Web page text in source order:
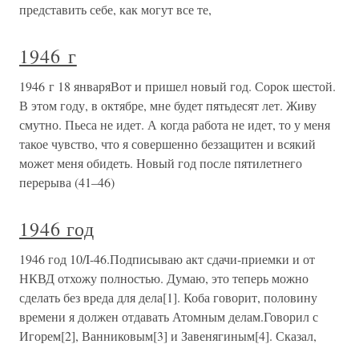
представить себе, как могут все те,
1946 г
1946 г 18 январяВот и пришел новый год. Сорок шестой.
В этом году, в октябре, мне будет пятьдесят лет. Живу
смутно. Пьеса не идет. А когда работа не идет, то у меня
такое чувство, что я совершенно беззащитен и всякий
может меня обидеть. Новый год после пятилетнего
перерыва (41–46)
1946 год
1946 год 10/I-46.Подписываю акт сдачи-приемки и от
НКВД отхожу полностью. Думаю, это теперь можно
сделать без вреда для дела[1]. Коба говорит, половину
времени я должен отдавать Атомным делам.Говорил с
Игорем[2], Ванниковым[3] и Завенягиным[4]. Сказал,